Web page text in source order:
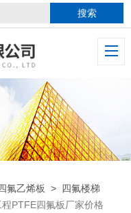
氟乙烯板 > 四氟楼梯
PTFE四氟板厂家价格